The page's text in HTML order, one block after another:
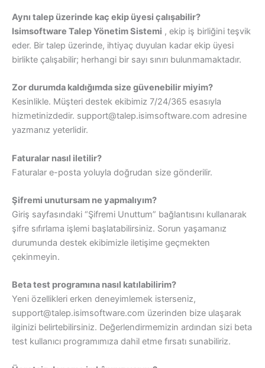
Aynı talep üzerinde kaç ekip üyesi çalışabilir?
Isimsoftware Talep Yönetim Sistemi , ekip iş birliğini teşvik
eder. Bir talep üzerinde, ihtiyaç duyulan kadar ekip üyesi
birlikte çalışabilir; herhangi bir sayı sınırı bulunmamaktadır.
Zor durumda kaldığımda size güvenebilir miyim?
Kesinlikle. Müşteri destek ekibimiz 7/24/365 esasıyla
hizmetinizdedir. support@talep.isimsoftware.com adresine
yazmanız yeterlidir.
Faturalar nasıl iletilir?
Faturalar e-posta yoluyla doğrudan size gönderilir.
Şifremi unutursam ne yapmalıyım?
Giriş sayfasındaki “Şifremi Unuttum” bağlantısını kullanarak
şifre sıfırlama işlemi başlatabilirsiniz. Sorun yaşamanız
durumunda destek ekibimizle iletişime geçmekten
çekinmeyin.
Beta test programına nasıl katılabilirim?
Yeni özellikleri erken deneyimlemek isterseniz,
support@talep.isimsoftware.com üzerinden bize ulaşarak
ilginizi belirtebilirsiniz. Değerlendirmemizin ardından sizi beta
test kullanıcı programımıza dahil etme fırsatı sunabiliriz.